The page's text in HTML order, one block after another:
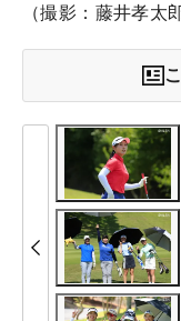
（撮影：藤井孝太